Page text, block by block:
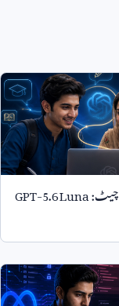
چیٹ:GPT-5.6 Luna